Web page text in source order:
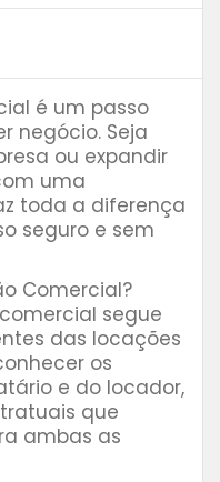
é um passo
negócio. Seja
ou expandir
uma
toda a diferença
seguro e sem
Comercial?
segue
das locações
os
e do locador,
que
ambas as